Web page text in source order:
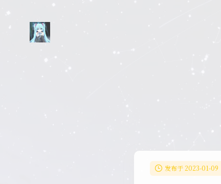
发布于 2023-01-09